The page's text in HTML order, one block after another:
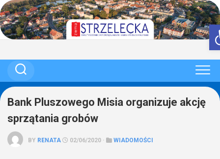
Skip
to
content
Bank Pluszowego Misia organizuje akcję
sprzątania grobów
BY RENATA 02/06/2020 · WIADOMOŚCI